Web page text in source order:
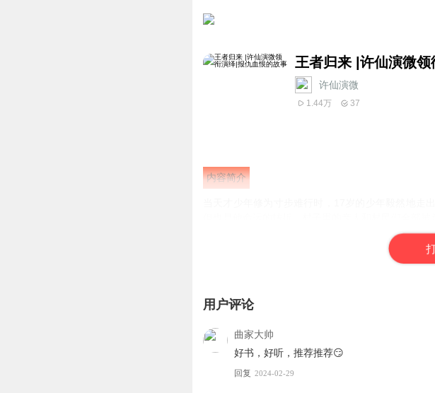
王者归来 |许仙演微
许仙演微
1.44万 37
内容简介
当天才少年修为寸步难行时，17岁的少年毅然地走
用户评论
曲家大帅
好书，好听，推荐推荐😏
回复 2024-02-29